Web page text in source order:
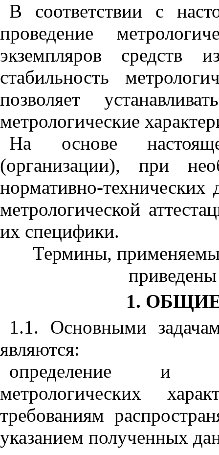
В соответствии с
проведение
экземпляров средств
стабильность
позволяет
метрологические
На основе
(организации), при
нормативно-технических
метрологической
их специфики.
Термины,
1.
1.1. Основными
являются:
определение и
метрологических
требованиям
указанием полученных